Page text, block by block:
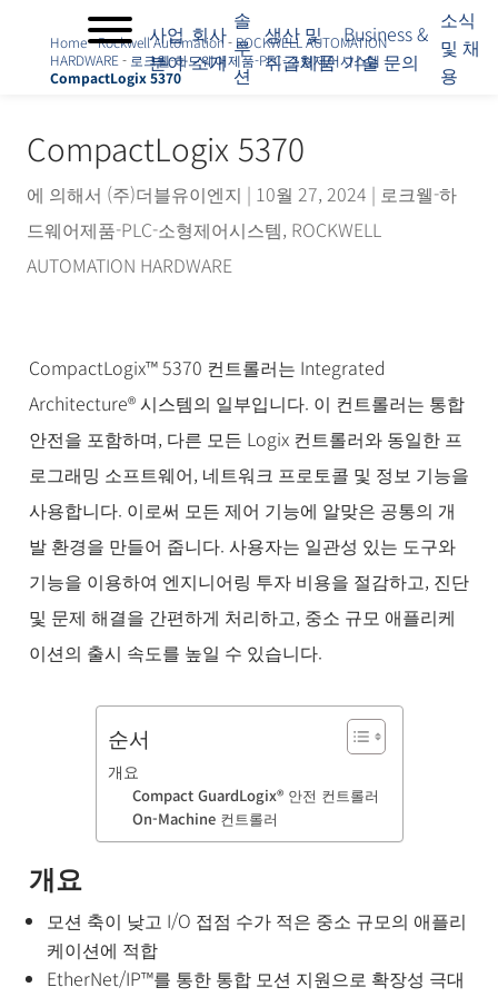
사업
분야
회사
소개
솔
루
션
생산 및
취급제품
Business &
기술 문의
소식
및 채
용
야
사
소
개
솔
생
산
및
취
급
제
품
BUSINESS
& 기술 문
의
식
및
Home-Rockwell Automation- ROCKWELL AUTOMATION
HARDWARE - 로크웰-하드웨어제품-PLC-소형제어시스템 -
CompactLogix 5370
CompactLogix 5370
에 의해서 (주)더블유이엔지 | 10월 27, 2024 | 로크웰-하
드웨어제품-PLC-소형제어시스템, ROCKWELL
AUTOMATION HARDWARE
CompactLogix™ 5370 컨트롤러는 Integrated
Architecture® 시스템의 일부입니다. 이 컨트롤러는 통합
안전을 포함하며, 다른 모든 Logix 컨트롤러와 동일한 프
로그래밍 소프트웨어, 네트워크 프로토콜 및 정보 기능을
사용합니다. 이로써 모든 제어 기능에 알맞은 공통의 개
발 환경을 만들어 줍니다. 사용자는 일관성 있는 도구와
기능을 이용하여 엔지니어링 투자 비용을 절감하고, 진단
및 문제 해결을 간편하게 처리하고, 중소 규모 애플리케
이션의 출시 속도를 높일 수 있습니다.
순서
개요
Compact GuardLogix® 안전 컨트롤러
On-Machine 컨트롤러
개요
모션 축이 낮고 I/O 접점 수가 적은 중소 규모의 애플리
케이션에 적합
EtherNet/IP™를 통한 통합 모션 지원으로 확장성 극대